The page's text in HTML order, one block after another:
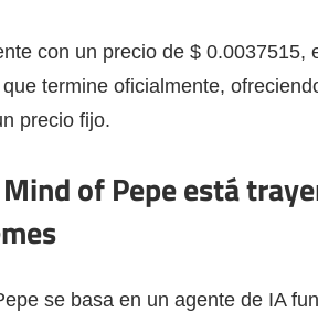
con un precio de $ 0.0037515,
termine oficialmente,
precio fijo.
of Pepe está
se basa en un agente de IA